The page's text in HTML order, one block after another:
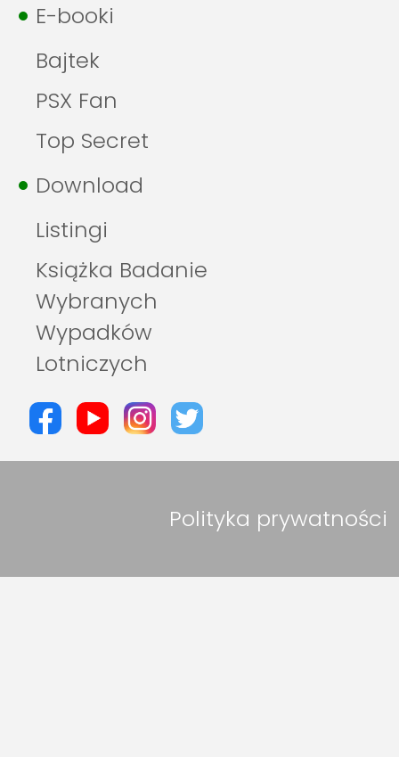
E-booki
Bajtek
PSX Fan
Top Secret
Download
Listingi
Książka Badanie
Wybranych
Wypadków
Lotniczych
Polityka prywatności